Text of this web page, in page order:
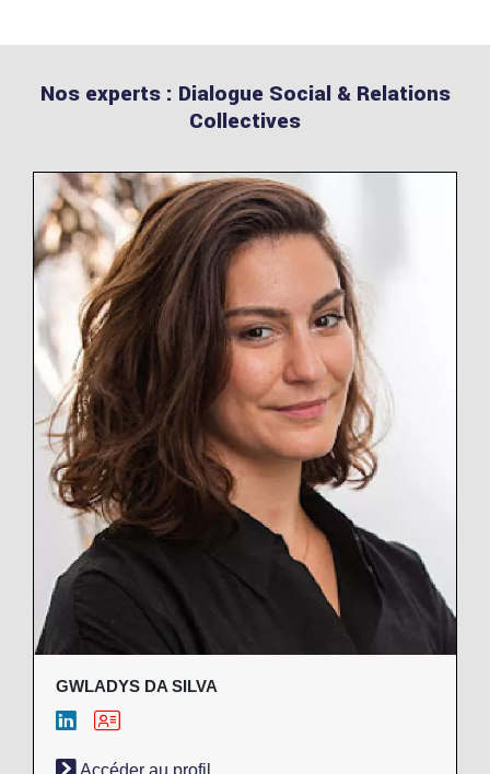
Nos experts : Dialogue Social & Relations
Collectives
GWLADYS DA SILVA
Accéder au profil